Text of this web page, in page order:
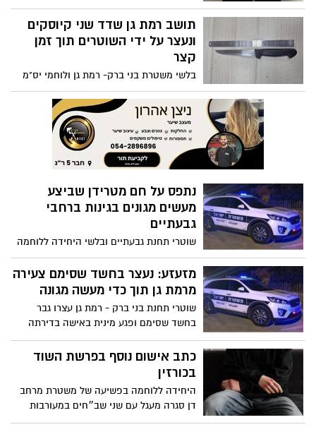
שביצעה שוד בתחבולה באיומי אקדח דמה
במינימרקט ברמת גן
תושב רמת גן שדד שני קיוסקים
ונעצר על ידי השוטרים תוך זמן
קצר
בלשי משטרת בני ברק- רמת גן ולוחמי יס"מ
מחוז ת"א עצרו חשוד שביצע שוד בשני
קיוסקים- ברמת גן ובתל אביב
נתפס על חם מטרידן שביצע
מעשים מגונים בגינות ברחבי
גבעתיים
שוטרי תחנת גבעתיים ובלשי היחידה ללוחמה
בפשיעה של מרחב דן בשיתוף יחידת צור של
שב"ס עצרו גבר בחשד למעשים מגונים בגינות
ציבוריות בגבעתיים
מזעזע: נעצר בחשד שסימם צעירה
מרמת גן תוך כדי מעשה מגונה
שוטרי תחנת בני ברק - רמת גן עצרו גבר
בחשד שסימם ופגע מינית באישה בדירתה
ברמת גן
כתב אישום נוסף בפרשת השוד
בכורזין
היחידה ללוחמה בפשיעה של משטרת מרחב
דן סגרה מעגל עם שני שב״חים במעורבות
איומים וגניבה מקטין במתחם כורזין בבעתיים;